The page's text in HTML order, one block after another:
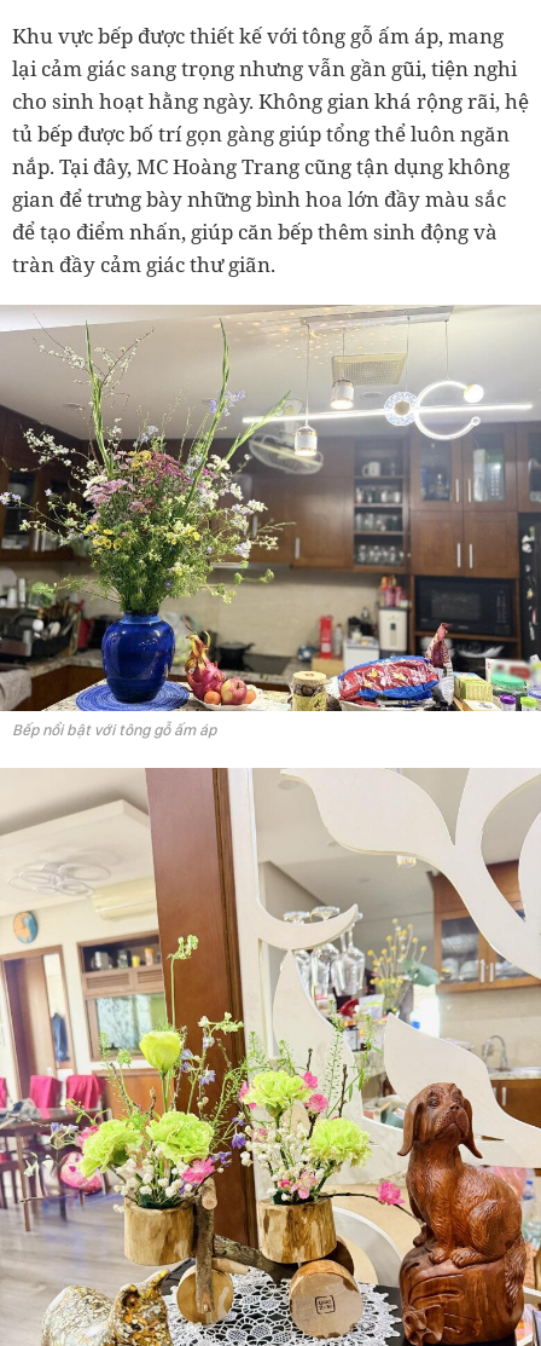
Khu vực bếp được thiết kế với tông gỗ ấm áp, mang
lại cảm giác sang trọng nhưng vẫn gần gũi, tiện nghi
cho sinh hoạt hằng ngày. Không gian khá rộng rãi, hệ
tủ bếp được bố trí gọn gàng giúp tổng thể luôn ngăn
nắp. Tại đây, MC Hoàng Trang cũng tận dụng không
gian để trưng bày những bình hoa lớn đầy màu sắc
để tạo điểm nhấn, giúp căn bếp thêm sinh động và
tràn đầy cảm giác thư giãn.
Bếp nổi bật với tông gỗ ấm áp